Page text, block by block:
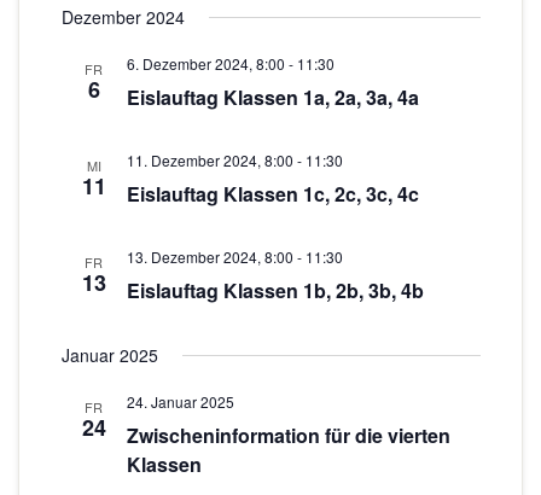
o-
n
Dezember 2024
FR
6
6. Dezember 2024, 8:00 - 11:30
Eislauftag Klassen 1a, 2a, 3a, 4a
MI
11
11. Dezember 2024, 8:00 - 11:30
Eislauftag Klassen 1c, 2c, 3c, 4c
FR
13
13. Dezember 2024, 8:00 - 11:30
Eislauftag Klassen 1b, 2b, 3b, 4b
Januar 2025
FR
24
24. Januar 2025
Zwischeninformation für die vierten
Klassen